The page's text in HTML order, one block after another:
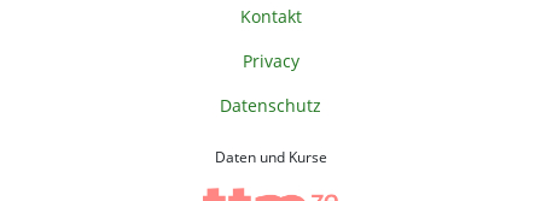
Kontakt
Privacy
Datenschutz
Daten und Kurse